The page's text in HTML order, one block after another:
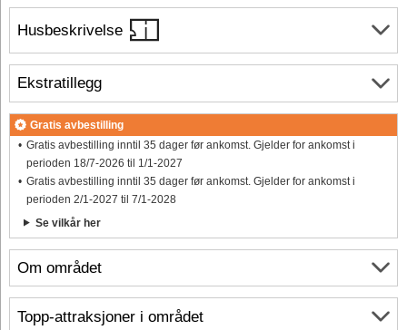
Husbeskrivelse
Om området
Ekstratillegg
Gratis avbestilling
Gratis avbestilling inntil 35 dager før ankomst. Gjelder for ankomst i
perioden 18/7-2026 til 1/1-2027
Gratis avbestilling inntil 35 dager før ankomst. Gjelder for ankomst i
perioden 2/1-2027 til 7/1-2028
Se vilkår her
Topp-attraksjoner i området